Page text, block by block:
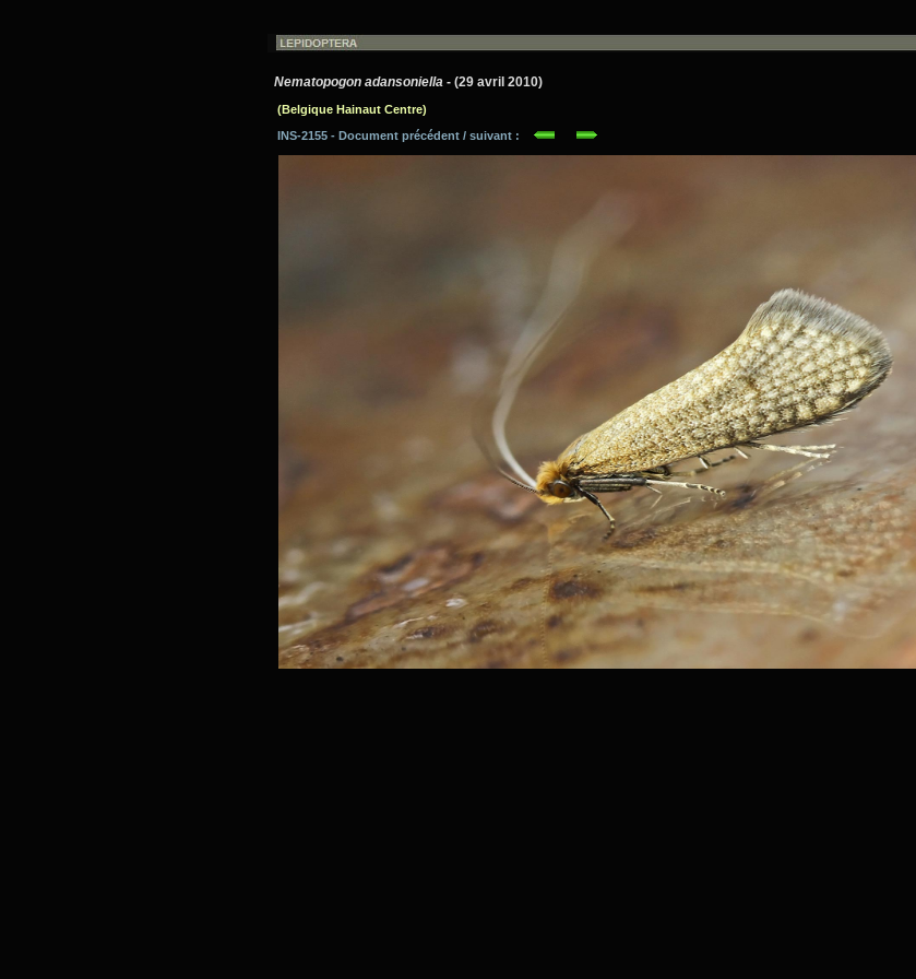
Nematopogon adansoniella - (29 avril 2010)
(Belgique Hainaut Centre)
INS-2155 - Document précédent / suivant :